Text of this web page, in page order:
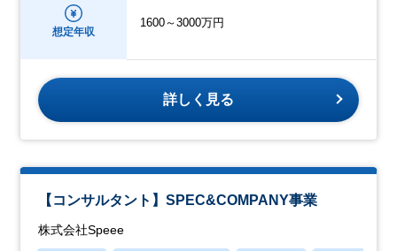
想定年収
1600～3000万円
詳しく見る
【コンサルタント】SPEC&COMPANY事業
株式会社Speee